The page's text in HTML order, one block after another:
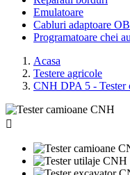
Emulatoare
Cabluri adaptoare
Programatoare chei
Acasa
Testere agricole
CNH DPA 5 - Tester
